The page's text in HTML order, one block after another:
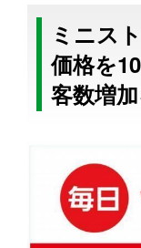
ミニス
価格を
客数増